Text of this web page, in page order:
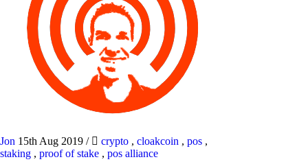
Jon 15th Aug 2019 / crypto , cloakcoin , pos ,
staking , proof of stake , pos alliance